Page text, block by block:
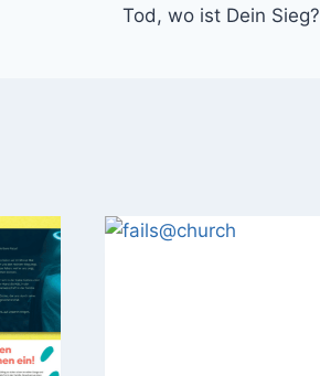
Tod, wo ist Dein Sieg?